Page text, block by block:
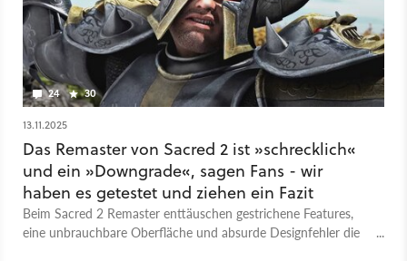
24 30
13.11.2025
Das Remaster von Sacred 2 ist »schrecklich«
und ein »Downgrade«, sagen Fans - wir
haben es getestet und ziehen ein Fazit
Beim Sacred 2 Remaster enttäuschen gestrichene Features,
eine unbrauchbare Oberfläche und absurde Designfehler die